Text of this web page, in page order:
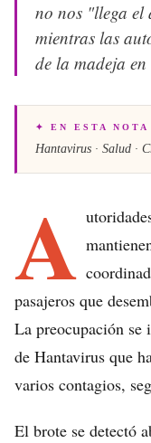
no nos "llega
mientras las
de la madeja
✦ EN ESTA NOTA
Hantavirus · Salud ·
A
pasajeros que
La preocupación se
de Hantavirus que
varios contagios,
El brote se detectó